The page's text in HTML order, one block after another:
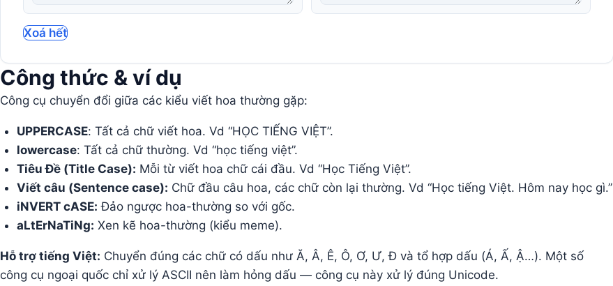
Xoá hết
Công thức & ví dụ
Công cụ chuyển đổi giữa các kiểu viết hoa thường gặp:
UPPERCASE: Tất cả chữ viết hoa. Vd “HỌC TIẾNG VIỆT”.
lowercase: Tất cả chữ thường. Vd “học tiếng việt”.
Tiêu Đề (Title Case): Mỗi từ viết hoa chữ cái đầu. Vd “Học Tiếng Việt”.
Viết câu (Sentence case): Chữ đầu câu hoa, các chữ còn lại thường. Vd “Học tiếng Việt. Hôm nay học gì.”
iNVERT cASE: Đảo ngược hoa-thường so với gốc.
aLtErNaTiNg: Xen kẽ hoa-thường (kiểu meme).
Hỗ trợ tiếng Việt: Chuyển đúng các chữ có dấu như Ă, Â, Ê, Ô, Ơ, Ư, Đ và tổ hợp dấu (Á, Ấ, Ậ…). Một số
công cụ ngoại quốc chỉ xử lý ASCII nên làm hỏng dấu — công cụ này xử lý đúng Unicode.